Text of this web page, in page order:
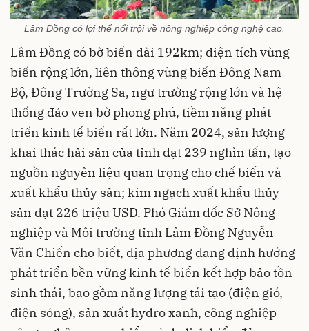
Lâm Đồng có lợi thế nổi trội về nông nghiệp công nghệ cao.
Lâm Đồng có bờ biển dài 192km; diện tích vùng
biển rộng lớn, liên thông vùng biển Đông Nam
Bộ, Đông Trường Sa, ngư trường rộng lớn và hệ
thống đảo ven bờ phong phú, tiềm năng phát
triển kinh tế biển rất lớn. Năm 2024, sản lượng
khai thác hải sản của tỉnh đạt 239 nghìn tấn, tạo
nguồn nguyên liệu quan trọng cho chế biến và
xuất khẩu thủy sản; kim ngạch xuất khẩu thủy
sản đạt 226 triệu USD. Phó Giám đốc Sở Nông
nghiệp và Môi trường tỉnh Lâm Đồng Nguyễn
Văn Chiến cho biết, địa phương đang định hướng
phát triển bền vững kinh tế biển kết hợp bảo tồn
sinh thái, bao gồm năng lượng tái tạo (điện gió,
điện sóng), sản xuất hydro xanh, công nghiệp